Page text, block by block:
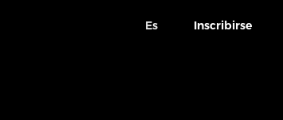
Es Inscribirse